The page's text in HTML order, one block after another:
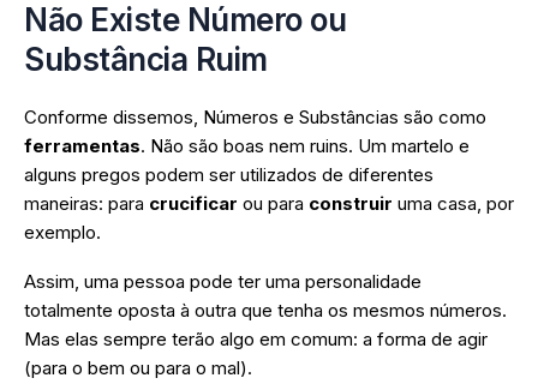
Não Existe Número ou
Substância Ruim
Conforme dissemos, Números e Substâncias são como
ferramentas. Não são boas nem ruins. Um martelo e
alguns pregos podem ser utilizados de diferentes
maneiras: para crucificar ou para construir uma casa, por
exemplo.
Assim, uma pessoa pode ter uma personalidade
totalmente oposta à outra que tenha os mesmos números.
Mas elas sempre terão algo em comum: a forma de agir
(para o bem ou para o mal).